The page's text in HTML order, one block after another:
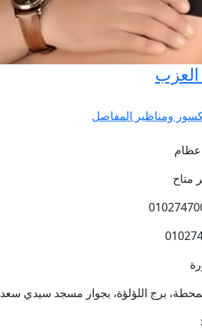
ومناظير المفاصل
عظام
متاح
برج اللؤلؤة، بجوار مسجد سيدي سعد